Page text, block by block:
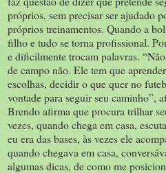
próprios, sem precisar ser ajudado
próprios treinamentos. Quando a
filho e tudo se torna profissional.
e dificilmente trocam palavras.
de campo não. Ele tem que
escolhas, decidir o que quer no
vontade para seguir seu caminho”,
Brendo afirma que procura trilhar
vezes, quando chega em casa,
eu era das bases, às vezes ele
quando chegava em casa,
algumas dicas, de como me